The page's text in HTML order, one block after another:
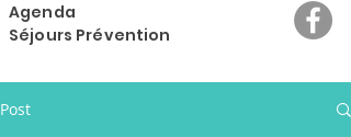
Agenda
Séjours Prévention
Post